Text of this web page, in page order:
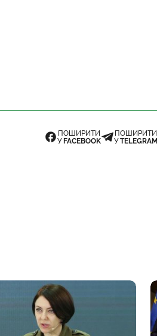
ПОШИРИТИ
У FACEBOOK
ПОШИРИТИ
УTELEGRAM